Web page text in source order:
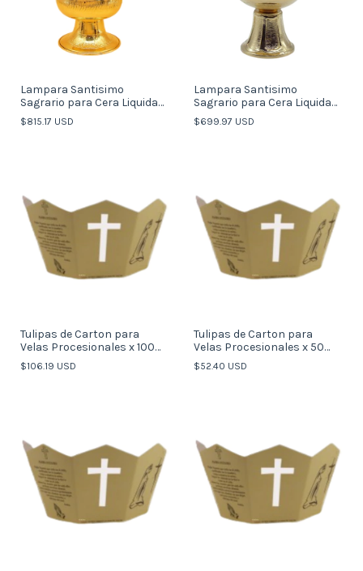
Lampara Santisimo
Sagrario para Cera Liquida
Altar 18cm Italy
$815.17 USD
Lampara Santisimo
Sagrario para Cera Liquida
Italiano 14cm (Italy)
$699.97 USD
Tulipas de Carton para
Velas Procesionales x 100
unidades
$106.19 USD
Tulipas de Carton para
Velas Procesionales x 50
unidades
$52.40 USD